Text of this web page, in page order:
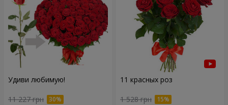
Удиви любимую!
11 227 грн
11 красных роз
1 528 грн